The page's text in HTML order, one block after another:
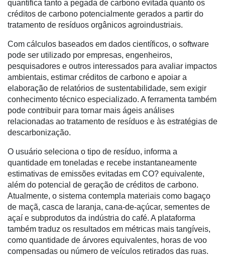
se
Minha
conta
Notícias
Mercado
Troca
de
Cadeira
Artigos
Agenda
quantifica tanto a pegada de carbono evitada quanto os
créditos de carbono potencialmente gerados a partir do
tratamento de resíduos orgânicos agroindustriais.
Com cálculos baseados em dados científicos, o software
pode ser utilizado por empresas, engenheiros,
pesquisadores e outros interessados para avaliar impactos
ambientais, estimar créditos de carbono e apoiar a
elaboração de relatórios de sustentabilidade, sem exigir
conhecimento técnico especializado. A ferramenta também
pode contribuir para tornar mais ágeis análises
relacionadas ao tratamento de resíduos e às estratégias de
descarbonização.
O usuário seleciona o tipo de resíduo, informa a
quantidade em toneladas e recebe instantaneamente
estimativas de emissões evitadas em CO? equivalente,
além do potencial de geração de créditos de carbono.
Atualmente, o sistema contempla materiais como bagaço
de maçã, casca de laranja, cana-de-açúcar, sementes de
açaí e subprodutos da indústria do café. A plataforma
também traduz os resultados em métricas mais tangíveis,
como quantidade de árvores equivalentes, horas de voo
compensadas ou número de veículos retirados das ruas.